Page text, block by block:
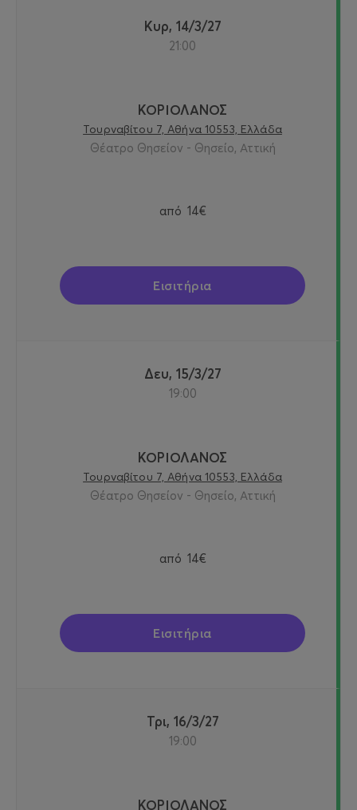
Κυρ, 14/3/27
21:00
ΚΟΡΙΟΛΑΝΟΣ
Τουρναβίτου 7, Αθήνα 10553, Ελλάδα
Θέατρο Θησείον - Θησείο, Αττική
από 14€
Εισιτήρια
Δευ, 15/3/27
19:00
ΚΟΡΙΟΛΑΝΟΣ
Τουρναβίτου 7, Αθήνα 10553, Ελλάδα
Θέατρο Θησείον - Θησείο, Αττική
από 14€
Εισιτήρια
Τρι, 16/3/27
19:00
ΚΟΡΙΟΛΑΝΟΣ